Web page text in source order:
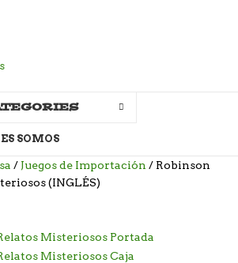
SOMOS
Juegos de Importación
Robinson
(INGLÉS)